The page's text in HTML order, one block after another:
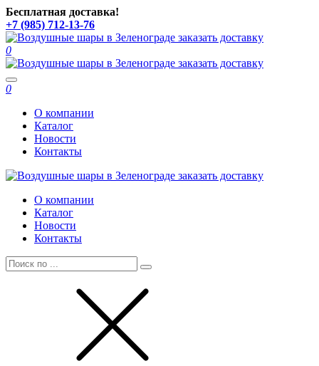
Бесплатная доставка!
+7 (985) 712-13-76
0
Toggle
navigation
0
О компании
Каталог
Новости
Контакты
О компании
Каталог
Новости
Контакты